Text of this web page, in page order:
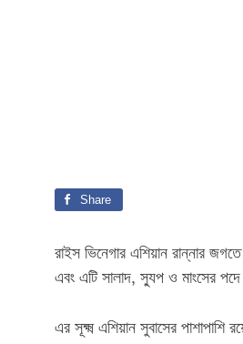
Share
রাইস ভিনেগার এশিয়ান রান্নার
এবং এটি সালাদ, স্যুপ ও মাংসের
এর সূক্ষ্ম এশিয়ান সুবাসের পাশাপাশি